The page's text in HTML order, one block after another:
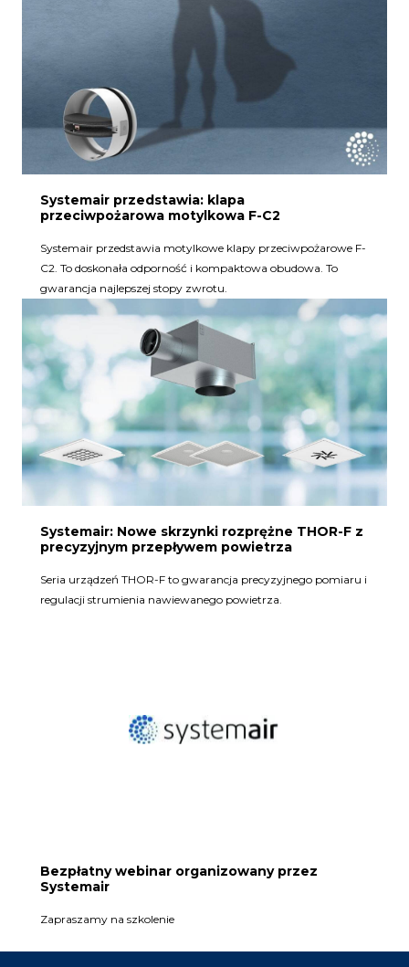
Systemair przedstawia: klapa
przeciwpożarowa motylkowa F-C2
Systemair przedstawia motylkowe klapy przeciwpożarowe F-
C2. To doskonała odporność i kompaktowa obudowa. To
gwarancja najlepszej stopy zwrotu.
Systemair: Nowe skrzynki rozprężne THOR-F z
precyzyjnym przepływem powietrza
Seria urządzeń THOR-F to gwarancja precyzyjnego pomiaru i
regulacji strumienia nawiewanego powietrza.
Bezpłatny webinar organizowany przez
Systemair
Zapraszamy na szkolenie